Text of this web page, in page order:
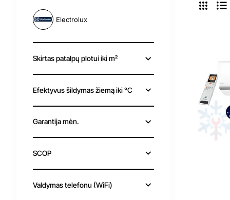
Electrolux
Skirtas patalpų plotui iki m²
Efektyvus šildymas žiemą iki °C
Garantija mėn.
SCOP
Valdymas telefonu (WiFi)